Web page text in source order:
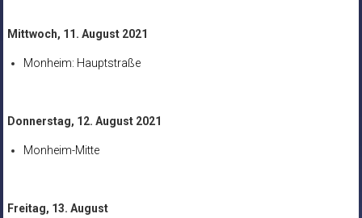
Mittwoch, 11. August 2021
Monheim: Hauptstraße
Donnerstag, 12. August 2021
Monheim-Mitte
Freitag, 13. August